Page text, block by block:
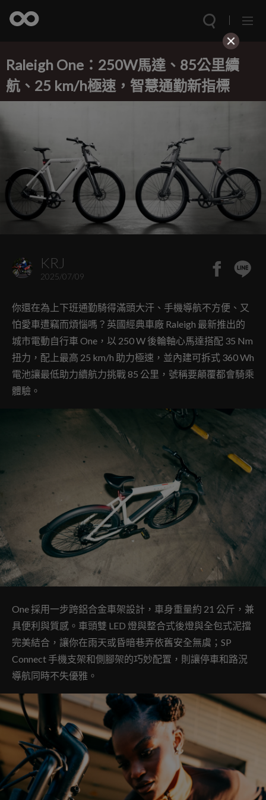
Raleigh One：250W馬達、85公里續
航、25 km/h極速，智慧通勤新指標
KRJ
2025/07/09
你還在為上下班通勤騎得滿頭大汗、手機導航不方便、又
怕愛車遭竊而煩惱嗎？英國經典車廠 Raleigh 最新推出的
城市電動自行車 One，以 250 W 後輪軸心馬達搭配 35 Nm
扭力，配上最高 25 km/h 助力極速，並內建可拆式 360 Wh
電池讓最低助力續航力挑戰 85 公里，號稱要顛覆都會騎乘
體驗。
One 採用一步跨鋁合金車架設計，車身重量約 21 公斤，兼
具便利與質感。車頭雙 LED 燈與整合式後燈與全包式泥擋
完美結合，讓你在雨天或昏暗巷弄依舊安全無虞；SP
Connect 手機支架和側腳架的巧妙配置，則讓停車和路況
導航同時不失優雅。